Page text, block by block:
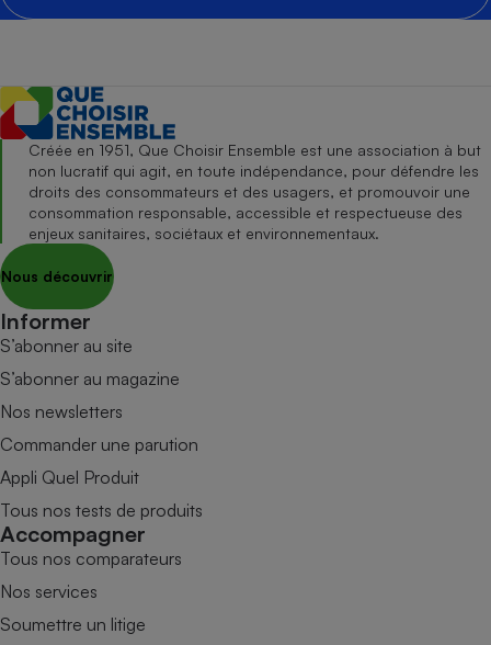
Créée en 1951, Que Choisir Ensemble est une association à but
non lucratif qui agit, en toute indépendance, pour défendre les
droits des consommateurs et des usagers, et promouvoir une
consommation responsable, accessible et respectueuse des
enjeux sanitaires, sociétaux et environnementaux.
Nous découvrir
Informer
S’abonner au site
S’abonner au magazine
Nos newsletters
Commander une parution
Appli Quel Produit
Tous nos tests de produits
Accompagner
Tous nos comparateurs
Nos services
Soumettre un litige